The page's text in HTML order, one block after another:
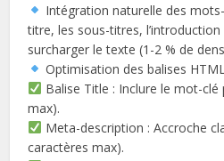
Intégration naturelle des
titre, les sous-titres,
surcharger le texte (1-2 % de
Optimisation des balises
Balise Title : Inclure le mot-clé
max).
Meta-description : Accroche
caractères max).